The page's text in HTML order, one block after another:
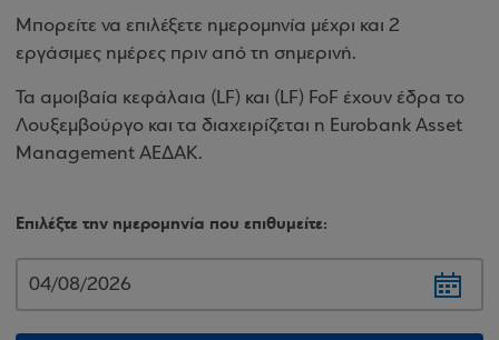
Μπορείτε να επιλέξετε ημερομηνία μέχρι και 2
εργάσιμες ημέρες πριν από τη σημερινή.
Τα αμοιβαία κεφάλαια (LF) και (LF) FoF έχουν έδρα το
Λουξεμβούργο και τα διαχειρίζεται η Eurobank Asset
Management ΑΕΔΑΚ.
Επιλέξτε την ημερομηνία που επιθυμείτε: